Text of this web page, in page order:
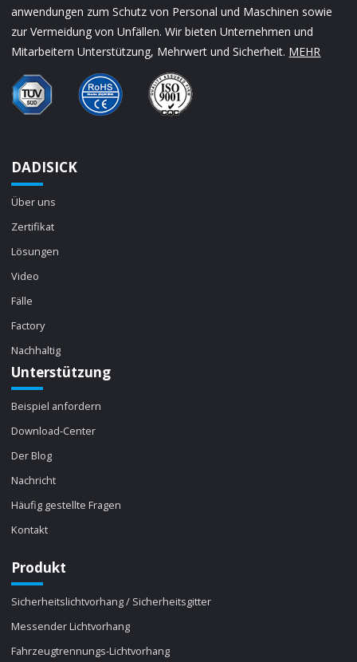
anwendungen zum Schutz von Personal und Maschinen sowie
zur Vermeidung von Unfällen. Wir bieten Unternehmen und
Mitarbeitern Unterstützung, Mehrwert und Sicherheit. MEHR
DADISICK
Über uns
Zertifikat
Lösungen
Video
Fälle
Factory
Nachhaltig
Unterstützung
Beispiel anfordern
Download-Center
Der Blog
Nachricht
Häufig gestellte Fragen
Kontakt
Produkt
Sicherheitslichtvorhang / Sicherheitsgitter
Messender Lichtvorhang
Fahrzeugtrennungs-Lichtvorhang